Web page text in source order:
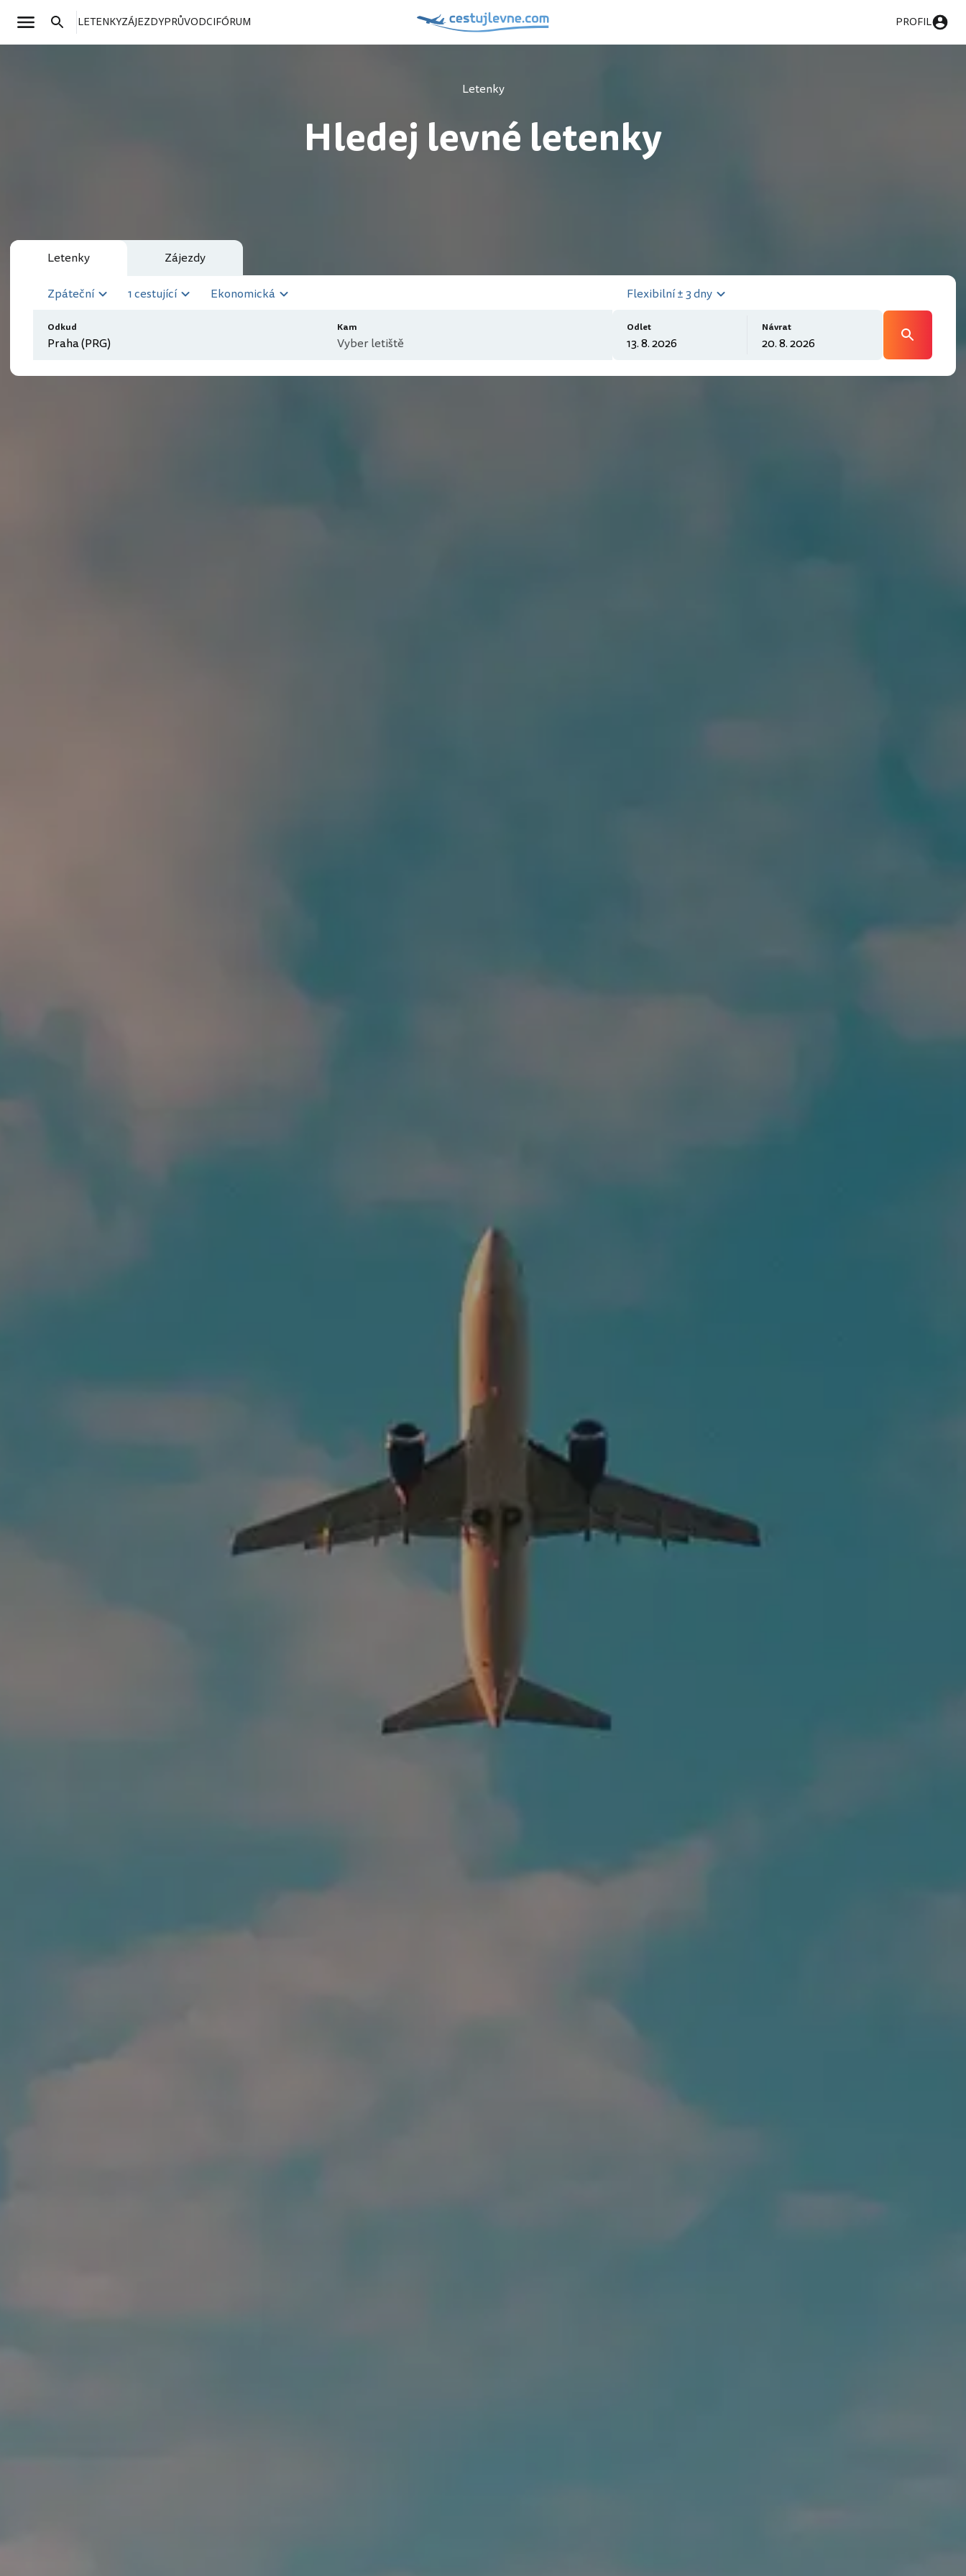
LETENKYZÁJEZDYPRŮVODCIFÓRUM PROFIL
Letenky
Hledej levné letenky
Letenky Zájezdy
Zpáteční 1 cestující Ekonomická
Odkud Kam
Flexibilní ± 3 dny
Odlet Návrat